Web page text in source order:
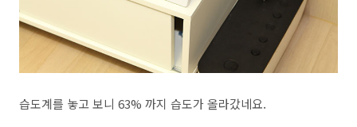
습도계를 놓고 보니 63% 까지 습도가 올라갔네요.